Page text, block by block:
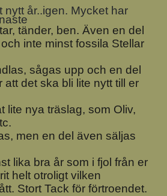
nytt år..igen. Mycket har
tänder, ben. Även en del
inte minst fossila Stellar
sågas upp och en del
att det ska bli lite nytt till er
lite nya träslag, som Oliv,
men en del även säljas
lika bra år som i fjol från er
helt otroligt vilken
Stort Tack för förtroendet.